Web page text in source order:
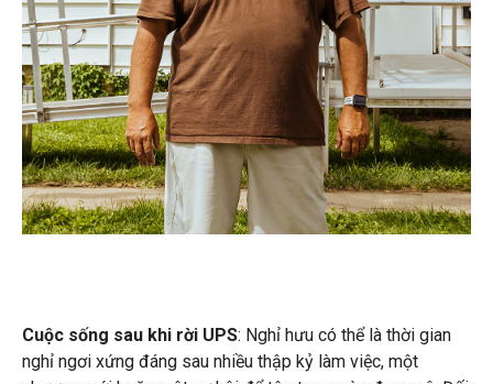
Cuộc sống sau khi rời UPS: Nghỉ hưu có thể là thời gian
nghỉ ngơi xứng đáng sau nhiều thập kỷ làm việc, một